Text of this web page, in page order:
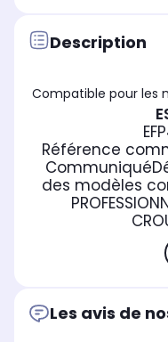
Description
Compatible pour les
Référence
Communiqué
des modèles
Les avis de